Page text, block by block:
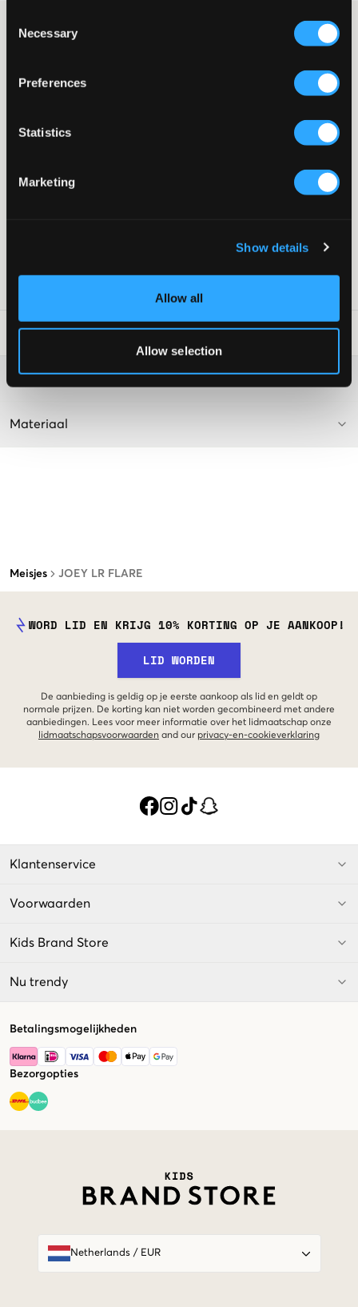
Selection
Necessary
Preferences
Statistics
Marketing
Show details
Allow all
Allow selection
Meisjes JOEY LR FLARE
Femficksjeans van het populaire merk True Religion. De taille is
zeer laag en de gulp bestaat uit een knoop en een korte
De pasvorm is flare, wat momenteel het meest populaire
Vijfzakkenmodel
Achterzakken met klep en knoop
Laundry Advice:
Washing advice
Materiaal
WORD LID EN KRIJG 10% KORTING OP JE AANKOOP!
LID WORDEN
De aanbieding is geldig op je eerste aankoop als lid en geldt op
normale prijzen. De korting kan niet worden gecombineerd met andere
aanbiedingen. Lees voor meer informatie over het lidmaatschap onze
lidmaatschapsvoorwaarden and our privacy-en-cookieverklaring
Klantenservice
Voorwaarden
Kids Brand Store
Nu trendy
Betalingsmogelijkheden
Bezorgopties
Netherlands/ EUR